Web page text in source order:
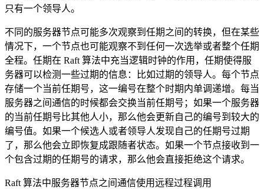
只有一个领导人。
不同的服务器节点可能多次观察到任期之间的转换，但在某些
情况下，一个节点也可能观察不到任何一次选举或者整个任期
全程。任期在 Raft 算法中充当逻辑时钟的作用，任期使得服
务器可以检测一些过期的信息：比如过期的领导人。每个节点
存储一个当前任期号，这一编号在整个时期内单调递增。每当
服务器之间通信的时候都会交换当前任期号；如果一个服务器
的当前任期号比其他人小，那么他会更新自己的编号到较大的
编号值。如果一个候选人或者领导人发现自己的任期号过期
了，那么他会立即恢复成跟随者状态。如果一个节点接收到一
个包含过期的任期号的请求，那么他会直接拒绝这个请求。
Raft 算法中服务器节点之间通信使用远程过程调用